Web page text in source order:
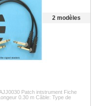
2 modèles
Patch intstrument Fiche
0.30 m Câble: Type de